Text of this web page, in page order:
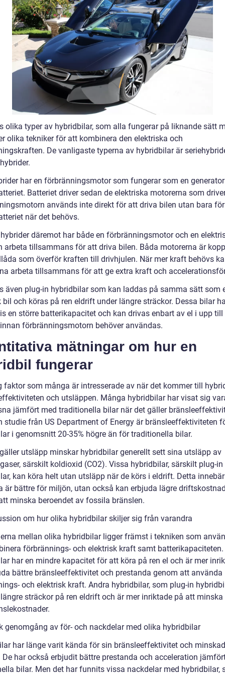
olika typer av hybridbilar, som alla fungerar på liknande sätt
olika tekniker för att kombinera den elektriska och
De vanligaste typerna av hybridbilar är
har en förbränningsmotor som fungerar som en
Batteriet driver sedan de elektriska motorerna som
används inte direkt för att driva bilen utan bara
när det behövs.
däremot har både en förbränningsmotor och en
arbeta tillsammans för att driva bilen. Båda motorerna är
som överför kraften till drivhjulen. När mer kraft behövs
arbeta tillsammans för att ge extra kraft och
även plug-in hybridbilar som kan laddas på samma sätt som
bil och köras på ren eldrift under längre sträckor. Dessa bilar
en större batterikapacitet och kan drivas enbart av el i upp till
förbränningsmotorn behöver användas.
mätningar om hur en
fungerar
faktor som många är intresserade av när det kommer till
och utsläppen. Många hybridbilar har visat sig
jämfört med traditionella bilar när det gäller
studie från US Department of Energy är bränsleeffektiviteten
i genomsnitt 20-35% högre än för traditionella bilar.
utsläpp minskar hybridbilar generellt sett sina utsläpp av
särskilt koldioxid (CO2). Vissa hybridbilar, särskilt plug-in
kan köra helt utan utsläpp när de körs i eldrift. Detta
är bättre för miljön, utan också kan erbjuda lägre
minska beroendet av fossila bränslen.
om hur olika hybridbilar skiljer sig från varandra
mellan olika hybridbilar ligger främst i tekniken som
förbrännings- och elektrisk kraft samt
har en mindre kapacitet för att köra på ren el och är mer
bättre bränsleeffektivitet och prestanda genom att använda
och elektrisk kraft. Andra hybridbilar, som plug-in
sträckor på ren eldrift och är mer inriktade på att
genomgång av för- och nackdelar med olika hybridbilar
har länge varit kända för sin bränsleeffektivitet och
De har också erbjudit bättre prestanda och acceleration
bilar. Men det har funnits vissa nackdelar med hybridbilar,